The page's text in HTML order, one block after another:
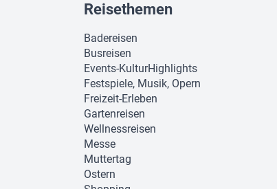
Reisethemen
Badereisen
Busreisen
Events-KulturHighlights
Festspiele, Musik, Opern
Freizeit-Erleben
Gartenreisen
Wellnessreisen
Messe
Muttertag
Ostern